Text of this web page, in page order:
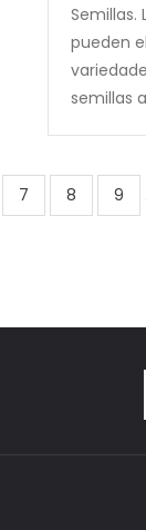
Semillas.
pueden
semillas
Page
7 Page
8 9